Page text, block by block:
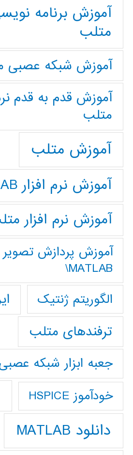
آموزش برنامه
متلب
آموزش شبکه عصبی
آموزش قدم به قدم
متلب
آموزش متلب
آموزش نرم افزار MATLAB
آموزش نرم افزار
آموزش پردازش تصوير
MATLAB\
الگوریتم ژنتیک
ترفندهای متلب
جعبه ابزار شبکه
خودآموز HSPICE
دانلود MATLAB